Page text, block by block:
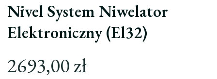
Nivel System Niwelator
Elektroniczny (El32)
2693,00zł